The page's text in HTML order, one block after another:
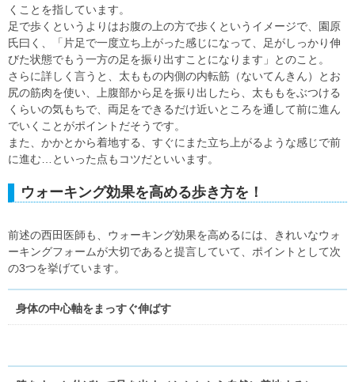
くことを指しています。
足で歩くというよりはお腹の上の方で歩くというイメージで、園原
氏曰く、「片足で一度立ち上がった感じになって、足がしっかり伸
びた状態でもう一方の足を振り出すことになります」とのこと。
さらに詳しく言うと、太ももの内側の内転筋（ないてんきん）とお
尻の筋肉を使い、上腹部から足を振り出したら、太ももをぶつける
くらいの気もちで、両足をできるだけ近いところを通して前に進ん
でいくことがポイントだそうです。
また、かかとから着地する、すぐにまた立ち上がるような感じで前
に進む…といった点もコツだといいます。
ウォーキング効果を高める歩き方を！
前述の西田医師も、ウォーキング効果を高めるには、きれいなウォ
ーキングフォームが大切であると提言していて、ポイントとして次
の3つを挙げています。
身体の中心軸をまっすぐ伸ばす